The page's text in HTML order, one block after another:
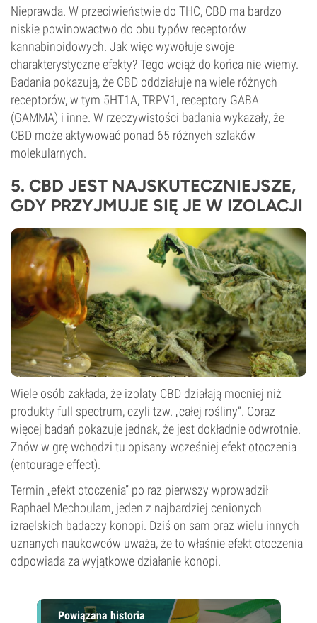
Nieprawda. W przeciwieństwie do THC, CBD ma bardzo
niskie powinowactwo do obu typów receptorów
kannabinoidowych. Jak więc wywołuje swoje
charakterystyczne efekty? Tego wciąż do końca nie wiemy.
Badania pokazują, że CBD oddziałuje na wiele różnych
receptorów, w tym 5HT1A, TRPV1, receptory GABA
(GAMMA) i inne. W rzeczywistości badaniawykazały, że
CBD może aktywować ponad 65 różnych szlaków
molekularnych.
5. CBD JEST NAJSKUTECZNIEJSZE,
GDY PRZYJMUJE SIĘ JE W IZOLACJI
Wiele osób zakłada, że izolaty CBD działają mocniej niż
produkty full spectrum, czyli tzw. „całej rośliny”. Coraz
więcej badań pokazuje jednak, że jest dokładnie odwrotnie.
Znów w grę wchodzi tu opisany wcześniej efekt otoczenia
(entourage effect).
Termin „efekt otoczenia” po raz pierwszy wprowadził
Raphael Mechoulam, jeden z najbardziej cenionych
izraelskich badaczy konopi. Dziś on sam oraz wielu innych
uznanych naukowców uważa, że to właśnie efekt otoczenia
odpowiada za wyjątkowe działanie konopi.
Powiązana historia